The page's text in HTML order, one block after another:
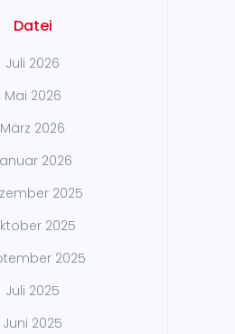
Datei
Juli 2026
Mai 2026
März 2026
2026
2025
2025
2025
Juli 2025
Juni 2025